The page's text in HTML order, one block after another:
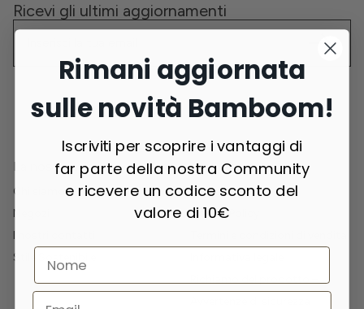
Ricevi gli ultimi aggiornamenti
La nostra azienda
Chi siamo
Negozi
I nostri contatti
Stile Sostenibile
Area legale
Privacy Policy
Cookie Policy
Rimani aggiornata
sulle novità Bamboom!
Iscriviti per scoprire i vantaggi di
far parte della nostra Community
e ricevere un codice sconto del
valore di 10€